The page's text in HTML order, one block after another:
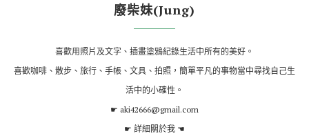
廢柴妹(Jung)
喜歡用照片及文字、插畫塗鴉紀錄生活中所有的美好。
喜歡咖啡、散步、旅行、手帳、文具、拍照，簡單平凡的事物當中尋找自己生
活中的小確性。
☛ aki42666@gmail.com
☛ 詳細關於我 ☚